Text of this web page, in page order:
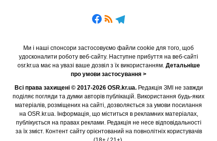
Ми і наші спонсори застосовуємо файли cookie для того, щоб
удосконалити роботу веб-сайту. Наступне прибуття на веб-сайті
osr.kr.ua має на увазі ваше дозвіл з їх використанням. Детальніше
про умови застосування >
Всі права захищені © 2017-2026 OSR.kr.ua.Редакція ЗМІ не завжди
поділяє погляди та думки авторів публікацій. Використання будь-яких
матеріалів, розміщених на сайті, дозволяється за умови посилання
на OSR.kr.ua. Інформація, що міститься в рекламних матеріалах,
публікується на правах реклами. Редакція не несе відповідальності
за їх зміст. Контент сайту орієнтований на повнолітніх користувачів